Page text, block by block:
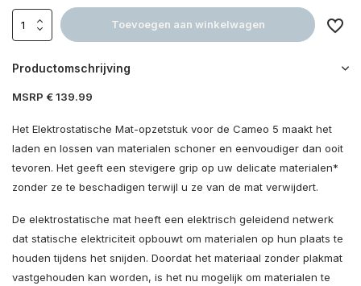
Toevoegen aan winkelwagen
Productomschrijving
MSRP € 139.99
Het Elektrostatische Mat-opzetstuk voor de Cameo 5 maakt het
laden en lossen van materialen schoner en eenvoudiger dan ooit
tevoren. Het geeft een stevigere grip op uw delicate materialen*
zonder ze te beschadigen terwijl u ze van de mat verwijdert.
De elektrostatische mat heeft een elektrisch geleidend netwerk
dat statische elektriciteit opbouwt om materialen op hun plaats te
houden tijdens het snijden. Doordat het materiaal zonder plakmat
vastgehouden kan worden, is het nu mogelijk om materialen te